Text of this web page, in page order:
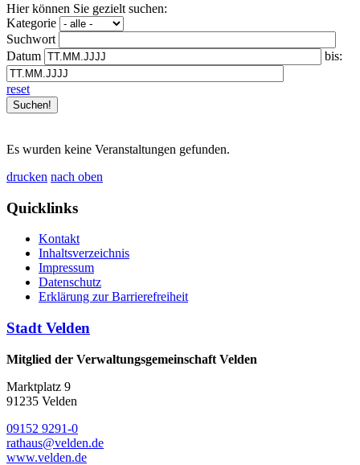
Hier können Sie gezielt suchen:
Kategorie
Suchwort
Datum
bis:
reset
Es wurden keine Veranstaltungen gefunden.
drucken nach oben
Quicklinks
Kontakt
Inhaltsverzeichnis
Impressum
Datenschutz
Erklärung zur Barrierefreiheit
Stadt Velden
Mitglied der Verwaltungsgemeinschaft Velden
Marktplatz 9
91235 Velden
09152 9291-0
rathaus@velden.de
www.velden.de